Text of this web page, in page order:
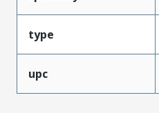
type
upc